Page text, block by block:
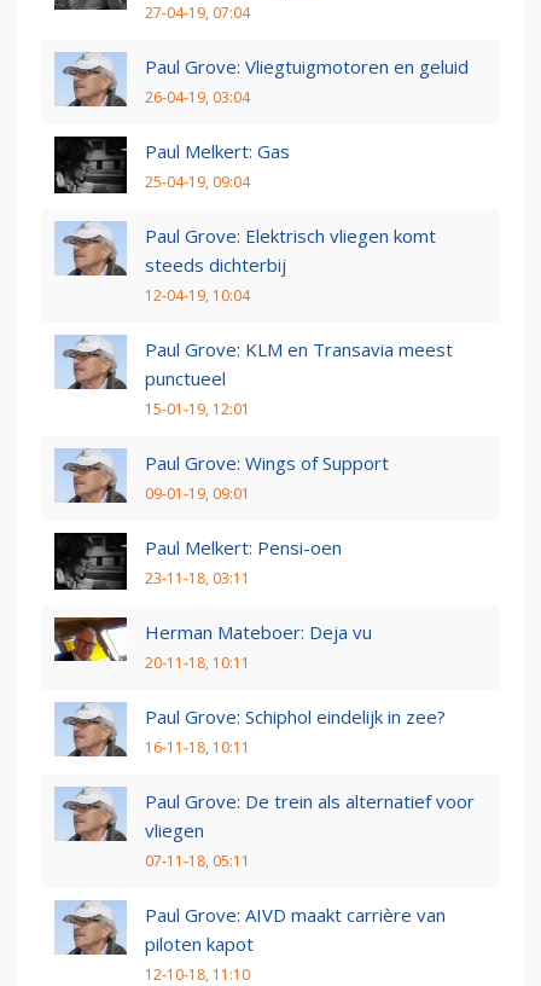
27-04-19, 07:04
Paul Grove: Vliegtuigmotoren en geluid
26-04-19, 03:04
Paul Melkert: Gas
25-04-19, 09:04
Paul Grove: Elektrisch vliegen komt
steeds dichterbij
12-04-19, 10:04
Paul Grove: KLM en Transavia meest
punctueel
15-01-19, 12:01
Paul Grove: Wings of Support
09-01-19, 09:01
Paul Melkert: Pensi-oen
23-11-18, 03:11
Herman Mateboer: Deja vu
20-11-18, 10:11
Paul Grove: Schiphol eindelijk in zee?
16-11-18, 10:11
Paul Grove: De trein als alternatief voor
vliegen
07-11-18, 05:11
Paul Grove: AIVD maakt carrière van
piloten kapot
12-10-18, 11:10